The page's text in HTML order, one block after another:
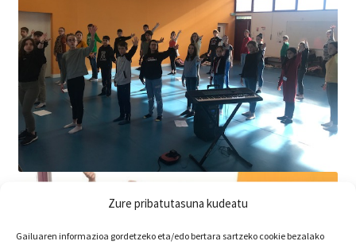
Zure pribatutasuna kudeatu
Gailuaren informazioa gordetzeko eta/edo bertara sartzeko cookie bezalako